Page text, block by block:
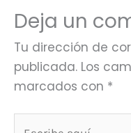
Deja un
Tu dirección de
publicada. Los
marcados con *